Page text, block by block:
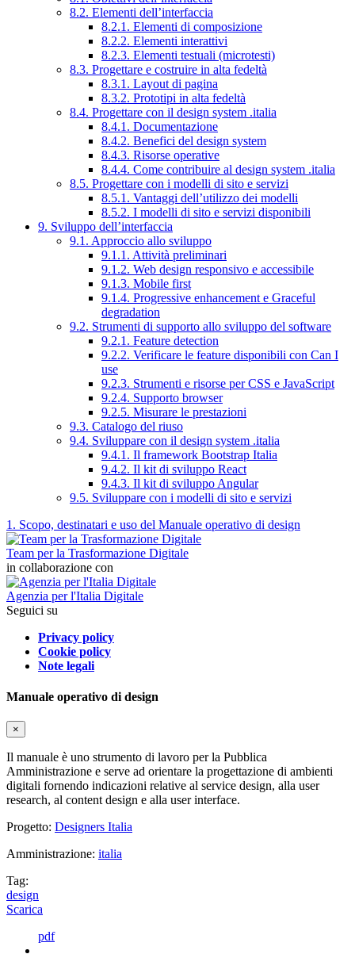
8.2. Elementi dell’interfaccia
8.2.1. Elementi di composizione
8.2.2. Elementi interattivi
8.2.3. Elementi testuali (microtesti)
8.3. Progettare e costruire in alta fedeltà
8.3.1. Layout di pagina
8.3.2. Prototipi in alta fedeltà
8.4. Progettare con il design system .italia
8.4.1. Documentazione
8.4.2. Benefici del design system
8.4.3. Risorse operative
8.4.4. Come contribuire al design system .italia
8.5. Progettare con i modelli di sito e servizi
8.5.1. Vantaggi dell’utilizzo dei modelli
8.5.2. I modelli di sito e servizi disponibili
9. Sviluppo dell’interfaccia
9.1. Approccio allo sviluppo
9.1.1. Attività preliminari
9.1.2. Web design responsivo e accessibile
9.1.3. Mobile first
9.1.4. Progressive enhancement e Graceful
degradation
9.2. Strumenti di supporto allo sviluppo del software
9.2.1. Feature detection
9.2.2. Verificare le feature disponibili con Can I
use
9.2.3. Strumenti e risorse per CSS e JavaScript
9.2.4. Supporto browser
9.2.5. Misurare le prestazioni
9.3. Catalogo del riuso
9.4. Sviluppare con il design system .italia
9.4.1. Il framework Bootstrap Italia
9.4.2. Il kit di sviluppo React
9.4.3. Il kit di sviluppo Angular
9.5. Sviluppare con i modelli di sito e servizi
1. Scopo, destinatari e uso del Manuale operativo di design
Team per la Trasformazione Digitale
in collaborazione con
Agenzia per l'Italia Digitale
Seguici su
Privacy policy
Cookie policy
Note legali
Manuale operativo di design
×
Il manuale è uno strumento di lavoro per la Pubblica
Amministrazione e serve ad orientare la progettazione di ambienti
digitali fornendo indicazioni relative al service design, alla user
research, al content design e alla user interface.
Progetto: Designers Italia
Amministrazione: italia
Tag:
design
Scarica
pdf